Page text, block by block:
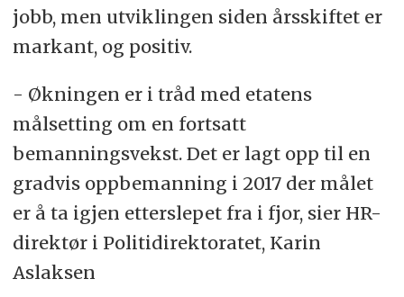
jobb, men utviklingen siden årsskiftet er
markant, og positiv.
- Økningen er i tråd med etatens
målsetting om en fortsatt
bemanningsvekst. Det er lagt opp til en
gradvis oppbemanning i 2017 der målet
er å ta igjen etterslepet fra i fjor, sier HR-
direktør i Politidirektoratet, Karin
Aslaksen